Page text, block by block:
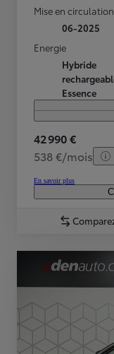
Mise en circulation
06-2025
Energie
Hybride
Essence
42 990 €
538 €/mois
En savoir plus